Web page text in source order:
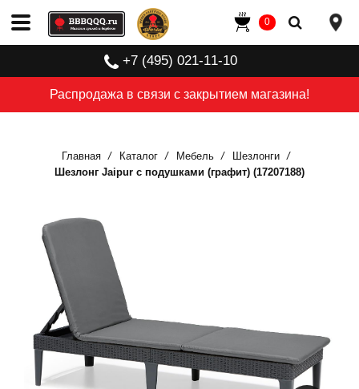
Распродажа в связи с закрытием магазина!
+7 (495) 021-11-10
0
Главная Каталог Мебель
Шезлонги
Шезлонг Jaipur с подушками (графит) (17207188)